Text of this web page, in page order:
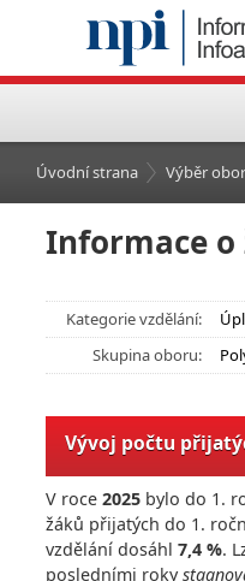
Úvodní strana Výběr
Informace o
Kategorie vzdělání:
Skupina oboru:
Vývoj počtu
V roce 2025 bylo do 1.
žáků přijatých do 1.
vzdělání dosáhl 7,4 %.
posledními roky